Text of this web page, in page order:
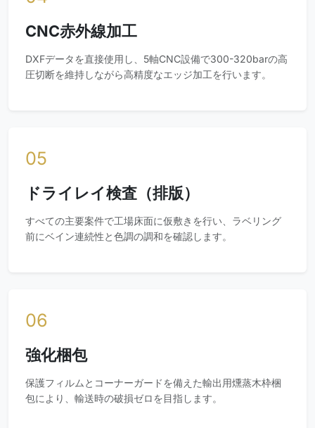
CNC赤外線加工
DXFデータを直接使用し、5軸CNC設備で300-320barの高
圧切断を維持しながら高精度なエッジ加工を行います。
05
ドライレイ検査（排版）
すべての主要案件で工場床面に仮敷きを行い、ラベリング
前にベイン連続性と色調の調和を確認します。
06
強化梱包
保護フィルムとコーナーガードを備えた輸出用燻蒸木枠梱
包により、輸送時の破損ゼロを目指します。